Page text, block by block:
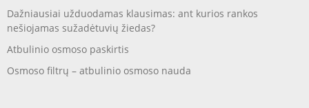
Dažniausiai užduodamas klausimas: ant kurios rankos
nešiojamas sužadėtuvių žiedas?
Atbulinio osmoso paskirtis
Osmoso filtrų – atbulinio osmoso nauda